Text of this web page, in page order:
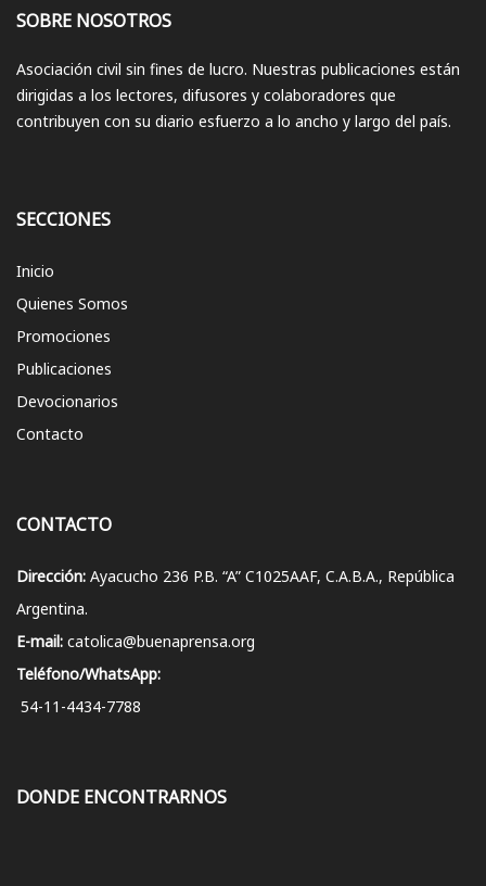
SOBRE NOSOTROS
Asociación civil sin fines de lucro. Nuestras publicaciones están
dirigidas a los lectores, difusores y colaboradores que
contribuyen con su diario esfuerzo a lo ancho y largo del país.
SECCIONES
Inicio
Quienes Somos
Promociones
Publicaciones
Devocionarios
Contacto
CONTACTO
Dirección: Ayacucho 236 P.B. “A” C1025AAF, C.A.B.A., República
Argentina.
E-mail: catolica@buenaprensa.org
Teléfono/WhatsApp:
54-11-4434-7788
DONDE ENCONTRARNOS